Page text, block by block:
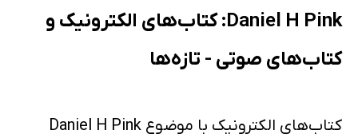
Daniel H Pink: کتاب‌های الکترونیک و
کتاب‌های صوتی - تازه‌ها
کتاب‌های الکترونیک با موضوع Daniel H Pink